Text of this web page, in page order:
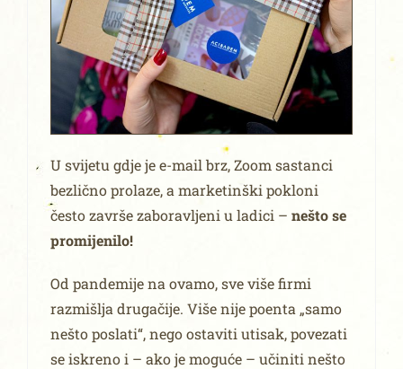
U svijetu gdje je e-mail brz, Zoom sastanci
bezlično prolaze, a marketinški pokloni
često završe zaboravljeni u ladici – nešto se
promijenilo!
Od pandemije na ovamo, sve više firmi
razmišlja drugačije. Više nije poenta „samo
nešto poslati“, nego ostaviti utisak, povezati
se iskreno i – ako je moguće – učiniti nešto